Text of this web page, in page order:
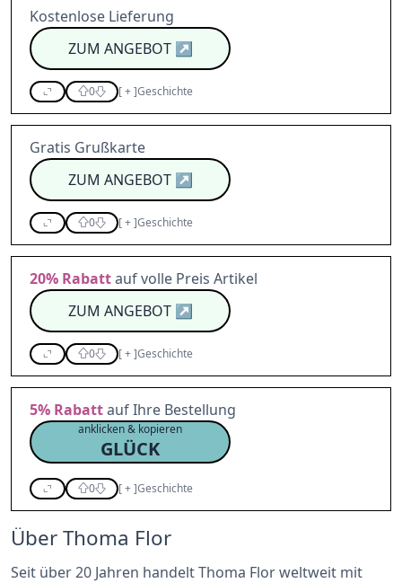
Kostenlose Lieferung
ZUM ANGEBOT↗
0 [+]Geschichte
Gratis Grußkarte
ZUM ANGEBOT↗
0 [+]Geschichte
20% Rabattauf volle Preis Artikel
ZUM ANGEBOT↗
0 [+]Geschichte
5% Rabattauf Ihre Bestellung
anklicken & kopieren
GLÜCK
0 [+]Geschichte
Über Thoma Flor
Seit über 20 Jahren handelt Thoma Flor weltweit mit